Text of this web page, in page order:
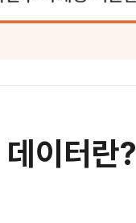
이터란?